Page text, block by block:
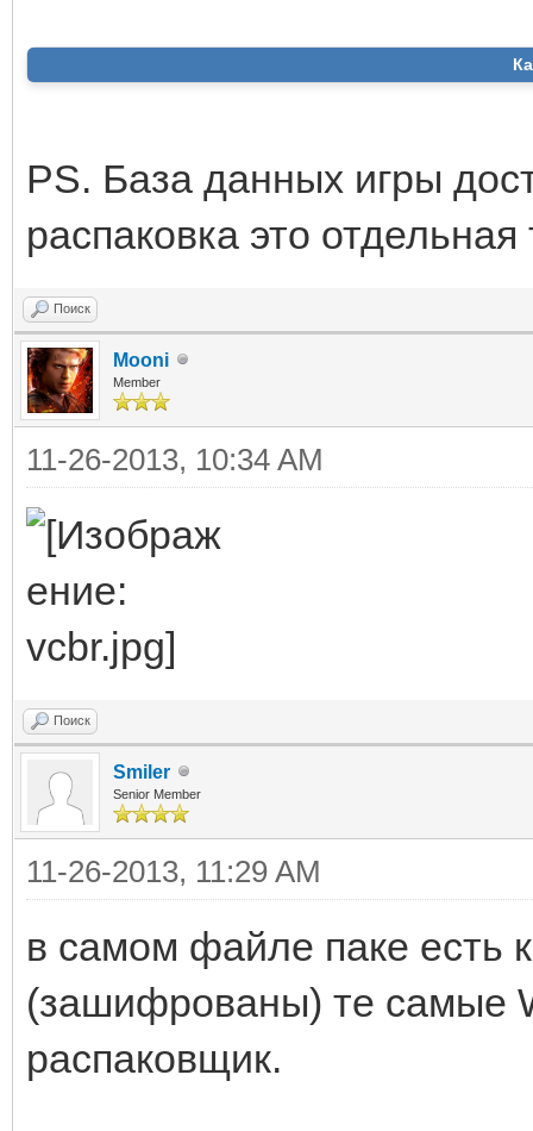
PS. База данных игры
распаковка это
Поиск
Mooni
Member
11-26-2013, 10:34 AM
Поиск
Smiler
Senior Member
11-26-2013, 11:29 AM
в самом файле паке есть
(зашифрованы) те самые
распаковщик.